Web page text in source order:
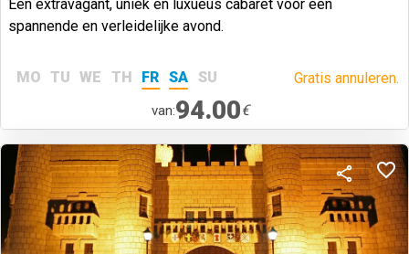
Een extravagant, uniek en luxueus cabaret voor een
spannende en verleidelijke avond.
MO TU WE TH FR SA SU Gratis annuleren.
van:94.00€